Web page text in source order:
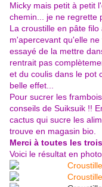
Micky mais petit à petit
chemin... je ne regrette
La croustille en pâte
m'apercevant qu'elle
essayé de la mettre
rentrait pas
et du coulis dans le pot
belle effet...
Pour sucrer les
conseils de Suiksuik !!
cactus qui sucre les
trouve en magasin bio.
Merci à toutes les
Voici le résultat en